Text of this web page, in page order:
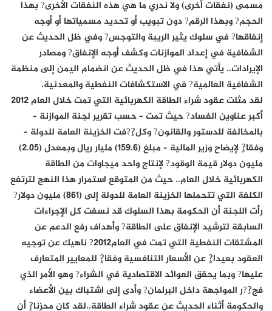
مسمى (نفقات أخرى) ولا ندري ما هي هذه النفقات الأخرى? بهذا
الحجم? وبهذا الرقم? دون تبويب أو تحديد مسمياتها أو أوجه
إنفاقها? في سلوك يثير الريبة والتوجس? وفي ظل الحديث عن
الشفافية في إعداد الموازنات وكشف أوجه الإنفاق? ومصادر
الإيرادات.. يأتي هذا في ظل الحديث عن انضمام اليمن إلى منظمة
الشفافية العالمية? في الاستكشافات النفطية والمعدنية.
لقد مثلت عقود شراء الطاقة الكهربائية التي تمت خلال العام 2012
أكبر عناوين الفساد? حيث تمت – حسب تقرير لجنة الموازنة –
بالمخالفة للدستور والقانون? وكل?ِ?فت الخزينة العامة للدولة –
وفقا?ٍ لإيضاح وزير المالية – مبلغ (159.6) مليار ريال وبمعدل (2.05)
مليون دولار قيمة الوقود? لإنتاج واحد ميجاوات من الطاقة
الكهربائية خلال العام.. حيث من المتوقع استمرار هذا النهج لترتفع
الكلفة التي تتحملها الخزينة العامة للدولة إلى (861) مليون دولار?
رأت اللجنة أن الحكومة بهذا السلوك قد نسفت كل الإجراءات
السابقة لترشيد الإنفاق على الطاقة? وأهداف رفع الدعم عن
المشتقات النفطية التي تمت في العام2012? ناهيك عن توجيه
العقود بعيدا?ٍ عن الأسعار التنافسية وفقا?ٍ للمعايير المتعارف
عليها? وبما يحقق العوائد الاقتصادية في الشراء? وهو الأمر الذي
فج?ِ?ر المواجهة داخل البرلمان? وأدى إلى اشتباك بين الأعضاء
والحكومة أثناء الحديث عن عقود شراء الطاقة..لقد كان محزنا?ٍ أن